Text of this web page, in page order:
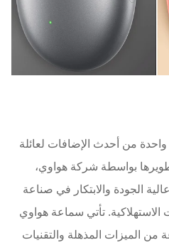
تعد سماعة هواوي فري بودز 5 واحدة من أحدث الإضافات لعائلة
بواسطة شركة هواوي،
الجودة والابتكار في صناعة
الاستهلاكية. تأتي سماعة هواوي
من الميزات المذهلة والتقنيات